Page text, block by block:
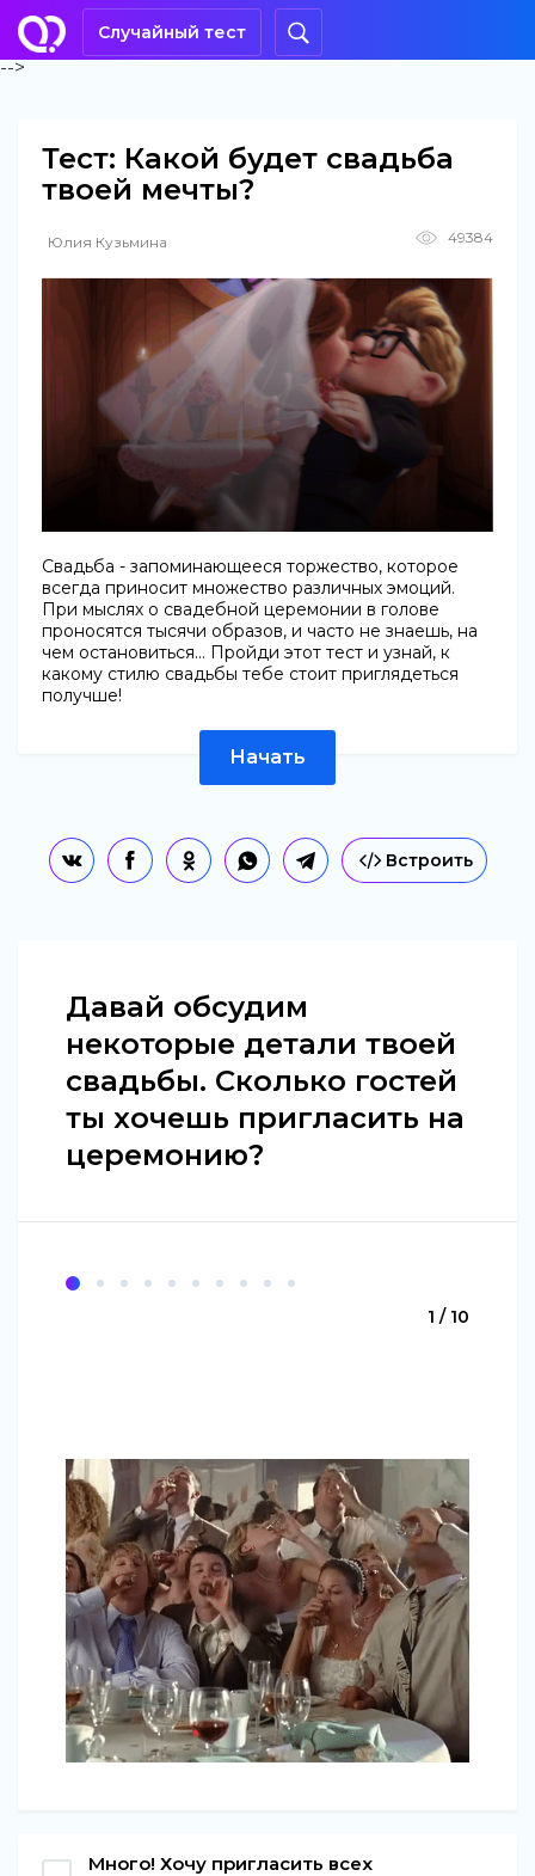
Случайный тест
-->
Тест: Какой будет свадьба
твоей мечты?
Юлия Кузьмина 49384
Свадьба - запоминающееся торжество, которое
всегда приносит множество различных эмоций.
При мыслях о свадебной церемонии в голове
проносятся тысячи образов, и часто не знаешь, на
чем остановиться... Пройди этот тест и узнай, к
какому стилю свадьбы тебе стоит приглядеться
получше!
Начать
Встроить
Давай обсудим
некоторые детали твоей
свадьбы. Сколько гостей
ты хочешь пригласить на
церемонию?
1 / 10
Много! Хочу пригласить всех